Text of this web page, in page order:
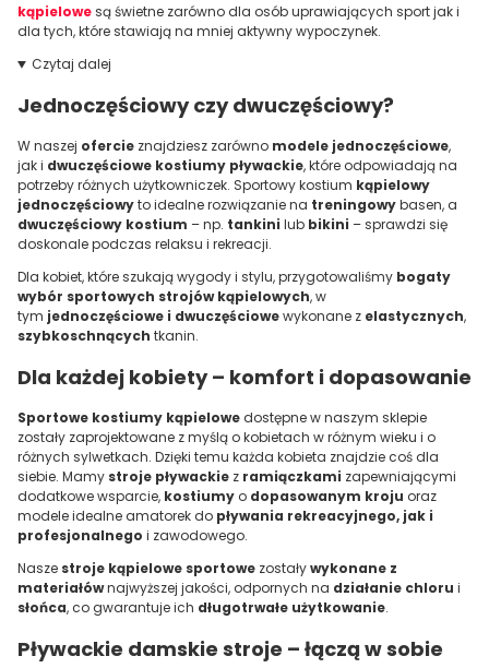
kąpielowesą świetne zarówno dla osób uprawiających sport jak i
dla tych, które stawiają na mniej aktywny wypoczynek.
Czytaj dalej
Jednoczęściowy czy dwuczęściowy?
W naszej ofercie znajdziesz zarówno modele jednoczęściowe,
jak i dwuczęściowe kostiumy pływackie, które odpowiadają na
potrzeby różnych użytkowniczek. Sportowy kostium kąpielowy
jednoczęściowyto idealne rozwiązanie na treningowybasen, a
dwuczęściowy kostium – np. tankini lub bikini – sprawdzi się
doskonale podczas relaksu i rekreacji.
Dla kobiet, które szukają wygody i stylu, przygotowaliśmy bogaty
wybór sportowych strojów kąpielowych, w
tym jednoczęściowe i dwuczęściowewykonane z elastycznych,
szybkoschnących tkanin.
Dla każdej kobiety – komfort i dopasowanie
Sportowe kostiumy kąpielowedostępne w naszym sklepie
zostały zaprojektowane z myślą o kobietach w różnym wieku i o
różnych sylwetkach. Dzięki temu każda kobieta znajdzie coś dla
siebie. Mamy stroje pływackie z ramiączkami zapewniającymi
dodatkowe wsparcie, kostiumy o dopasowanym kroju oraz
modele idealne amatorek do pływania rekreacyjnego, jak i
profesjonalnego i zawodowego.
Nasze stroje kąpielowe sportowe zostaływykonane z
materiałównajwyższej jakości, odpornych na działanie chloru i
słońca, co gwarantuje ich długotrwałe użytkowanie.
Pływackie damskie stroje – łączą w sobie